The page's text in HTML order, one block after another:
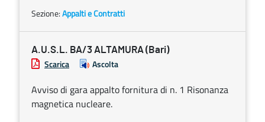
Sezione:Appalti e Contratti
A.U.S.L. BA/3 ALTAMURA (Bari)
Scarica Ascolta
Avviso di gara appalto fornitura di n. 1 Risonanza
magnetica nucleare.